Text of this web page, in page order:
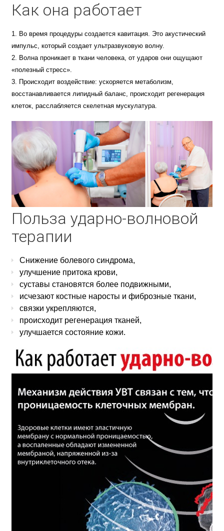
Как она работает
Во время процедуры создается кавитация. Это акустический
импульс, который создает ультразвуковую волну.
Волна проникает в ткани человека, от ударов они ощущают
«полезный стресс».
Происходит воздействие: ускоряется метаболизм,
восстанавливается липидный баланс, происходит регенерация
клеток, расслабляется скелетная мускулатура.
Польза ударно-волновой
терапии
Снижение болевого синдрома,
улучшение притока крови,
суставы становятся более подвижными,
исчезают костные наросты и фиброзные ткани,
связки укрепляются,
происходит регенерация тканей,
улучшается состояние кожи.